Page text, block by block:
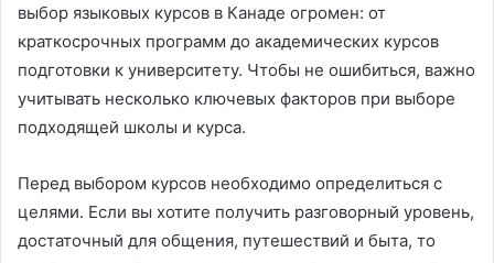
выбор языковых курсов в Канаде огромен: от
краткосрочных программ до академических курсов
подготовки к университету. Чтобы не ошибиться, важно
учитывать несколько ключевых факторов при выборе
подходящей школы и курса.
Перед выбором курсов необходимо определиться с
целями. Если вы хотите получить разговорный уровень,
достаточный для общения, путешествий и быта, то